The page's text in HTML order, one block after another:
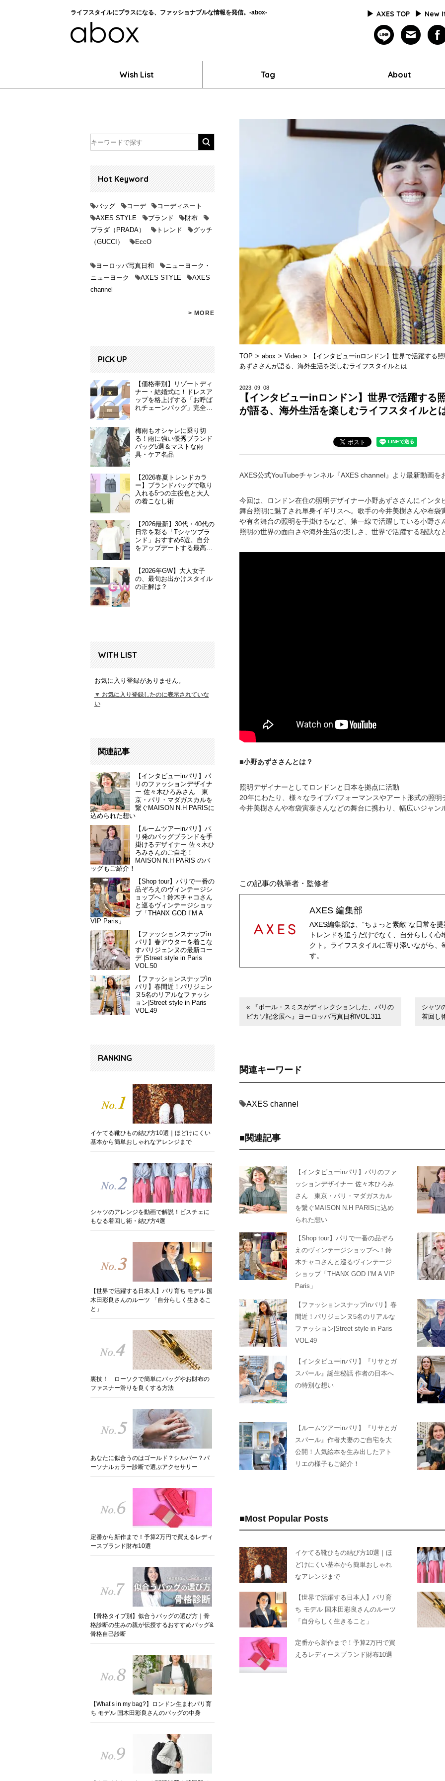
ライフスタイルにプラスになる、ファッショナブルな情報を発信。-abox- AXES TOP New
line
Wish List Tag About
Hot Keyword
バッグ コーデ
コーディネート
AXES STYLE
ブランド
財布
プラダ（PRADA）
トレンド
グッチ
（GUCCI）
EccO
ヨーロッパ写真日和
ニューヨーク・
ニューヨーク
AXES STYLE
AXES
channel
> MORE
PICK UP
【価格帯別】リゾートディ
ナー・結婚式に！ドレスア
ップを格上げする「お呼ば
れチェーンバッグ」完全ガ
梅雨もオシャレに乗り切
る！雨に強い優秀ブランド
バッグ5選＆マストな雨
具・ケア名品
【2026春夏トレンドカラ
ー】ブランドバッグで取り
入れる5つの主役色と大人
の着こなし術
【2026最新】30代・40代の
日常を彩る「Tシャツブラ
ンド」おすすめ6選。自分
をアップデートする最高の
【2026年GW】大人女子
の、最旬お出かけスタイル
の正解は？
WITH LIST
お気に入り登録がありません。
▼ お気に入り登録したのに表示されていな
い
関連記事
【インタビューinパリ】パ
リのファッションデザイナ
ー 佐々木ひろみさん 東
京・パリ・マダガスカルを
繋ぐMAISON N.H PARISに
込められた想い
【ルームツアーinパリ】パ
リ発のバッグブランドを手
掛けるデザイナー 佐々木ひ
ろみさんのご自宅！
MAISON N.H PARIS のバ
ッグもご紹介！
【Shop tour】パリで一番の
品ぞろえのヴィンテージシ
ョップへ！鈴木チャコさん
と巡るヴィンテージショッ
プ「THANX GOD I’M A
VIP Paris」
【ファッションスナップin
パリ】春アウターを着こな
すパリジェンヌの最新コー
デ |Street style in Paris
VOL.50
【ファッションスナップin
パリ】春間近！パリジェン
ヌ5名のリアルなファッシ
ョン|Street style in Paris
VOL.49
RANKING
イケてる靴ひもの結び方10選｜ほどけにくい
基本から簡単おしゃれなアレンジまで
シャツのアレンジを動画で解説！ビスチェに
もなる着回し術・結び方4選
【世界で活躍する日本人】パリ育ち モデル 国
木田彩良さんのルーツ 「自分らしく生きるこ
と」
裏技！ ローソクで簡単にバッグやお財布の
ファスナー滑りを良くする方法
あなたに似合うのはゴールド？シルバー？パ
ーソナルカラー診断で選ぶアクセサリー
定番から新作まで！予算2万円で買えるレディ
ースブランド財布10選
【骨格タイプ別】似合うバッグの選び方｜骨
格診断の生みの親が伝授するおすすめバッグ&
骨格自己診断
【What’s in my bag?】ロンドン生まれパリ育
ち モデル 国木田彩良さんのバッグの中身
TOP abox Video
【インタビューinロンドン】世界で活躍する
あずささんが語る、海外生活を楽しむライフスタイルとは
2023. 09. 08
【インタビューinロンドン】世界で活躍する
が語る、海外生活を楽しむライフスタイルと
AXES公式YouTubeチャンネル『AXES channel』より最新動画を
今回は、ロンドン在住の照明デザイナー小野あずささんにインタ
舞台照明に魅了され単身イギリスへ。歌手の今井美樹さんや布
や有名舞台の照明を手掛けるなど、第一線で活躍している小野さ
照明の世界の面白さや海外生活の楽しさ、世界で活躍する秘訣な
■小野あずささんとは？
照明デザイナーとしてロンドンと日本を拠点に活動
20年にわたり、様々なライブパフォーマンスやアート形式の照明
今井美樹さんや布袋寅泰さんなどの舞台に携わり、幅広いジャン
この記事の執筆者・監修者
AXES 編集部
AXES編集部は、”ちょっと素敵”な日常を提
トレンドを追うだけでなく、自分らしく
クト。ライフスタイルに寄り添いながら
す。
« 『ポール・スミスがディレクションした、パリの
ピカソ記念展へ』ヨーロッパ写真日和VOL.311
シャツ
着回し
関連キーワード
AXES channel
関連記事
【インタビューinパリ】パリのファ
ッションデザイナー 佐々木ひろみ
さん 東京・パリ・マダガスカル
を繋ぐMAISON N.H PARISに込め
られた想い
【Shop tour】パリで一番の品ぞろ
えのヴィンテージショップへ！鈴
木チャコさんと巡るヴィンテージ
ショップ「THANX GOD I’M A VIP
Paris」
【ファッションスナップinパリ】春
間近！パリジェンヌ5名のリアルな
ファッション|Street style in Paris
VOL.49
【インタビューinパリ】『リサとガ
スパール』誕生秘話 作者の日本へ
の特別な想い
【ルームツアーinパリ】『リサとガ
スパール』作者夫妻のご自宅を大
公開！人気絵本を生み出したアト
リエの様子もご紹介！
Most Popular Posts
イケてる靴ひもの結び方10選｜ほ
どけにくい基本から簡単おしゃれ
なアレンジまで
【世界で活躍する日本人】パリ育
ち モデル 国木田彩良さんのルーツ
「自分らしく生きること」
定番から新作まで！予算2万円で買
えるレディースブランド財布10選